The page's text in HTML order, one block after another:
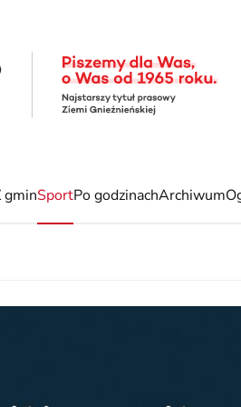
gminSportPo godzinachArchiwum